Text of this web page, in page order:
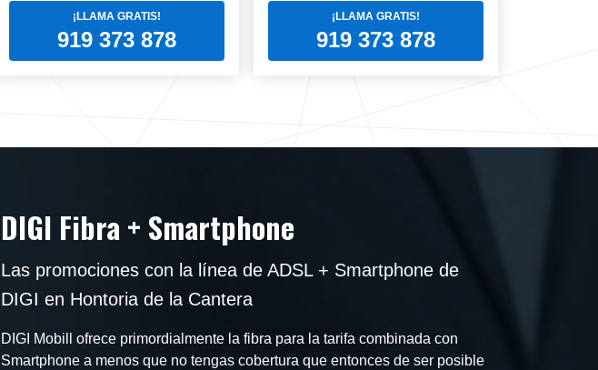
¡LLAMA GRATIS!
919 373 878
¡LLAMA GRATIS!
919 373 878
DIGI Fibra + Smartphone
Las promociones con la línea de ADSL + Smartphone de
DIGI en Hontoria de la Cantera
DIGI Mobill ofrece primordialmente la fibra para la tarifa combinada con
Smartphone a menos que no tengas cobertura que entonces de ser posible